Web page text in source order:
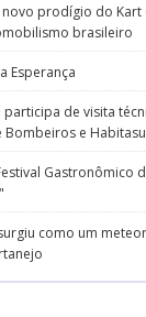
novo prodígio do
brasileiro
Esperança
participa de visita
Bombeiros e
Gastronômico
como um